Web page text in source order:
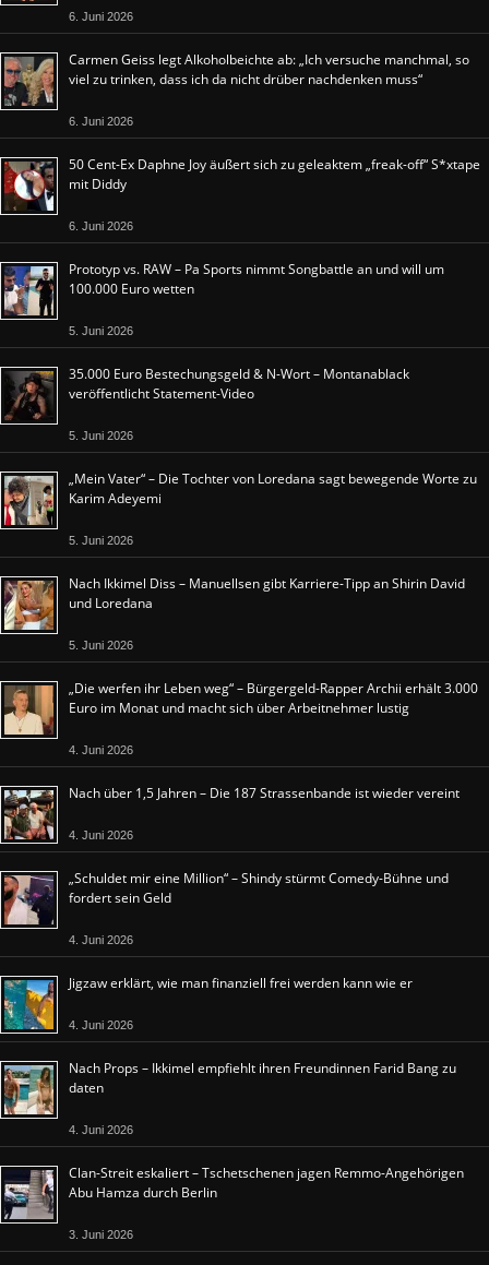
6. Juni 2026
Carmen Geiss legt Alkoholbeichte ab: „Ich versuche manchmal, so
viel zu trinken, dass ich da nicht drüber nachdenken muss“
6. Juni 2026
50 Cent-Ex Daphne Joy äußert sich zu geleaktem „freak-off“ S*xtape
mit Diddy
6. Juni 2026
Prototyp vs. RAW – Pa Sports nimmt Songbattle an und will um
100.000 Euro wetten
5. Juni 2026
35.000 Euro Bestechungsgeld & N-Wort – Montanablack
veröffentlicht Statement-Video
5. Juni 2026
„Mein Vater“ – Die Tochter von Loredana sagt bewegende Worte zu
Karim Adeyemi
5. Juni 2026
Nach Ikkimel Diss – Manuellsen gibt Karriere-Tipp an Shirin David
und Loredana
5. Juni 2026
„Die werfen ihr Leben weg“ – Bürgergeld-Rapper Archii erhält 3.000
Euro im Monat und macht sich über Arbeitnehmer lustig
4. Juni 2026
Nach über 1,5 Jahren – Die 187 Strassenbande ist wieder vereint
4. Juni 2026
„Schuldet mir eine Million“ – Shindy stürmt Comedy-Bühne und
fordert sein Geld
4. Juni 2026
Jigzaw erklärt, wie man finanziell frei werden kann wie er
4. Juni 2026
Nach Props – Ikkimel empfiehlt ihren Freundinnen Farid Bang zu
daten
4. Juni 2026
Clan-Streit eskaliert – Tschetschenen jagen Remmo-Angehörigen
Abu Hamza durch Berlin
3. Juni 2026